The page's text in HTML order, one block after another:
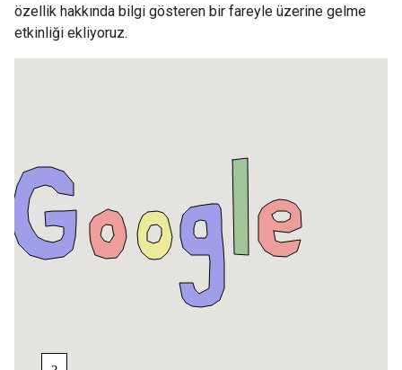
özellik hakkında bilgi gösteren bir fareyle üzerine gelme
etkinliği ekliyoruz.